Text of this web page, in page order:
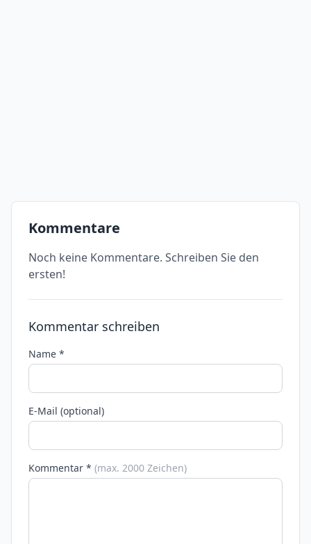
Kommentare
Noch keine Kommentare. Schreiben Sie den
ersten!
Kommentar schreiben
Name *
E-Mail (optional)
Kommentar * (max. 2000 Zeichen)